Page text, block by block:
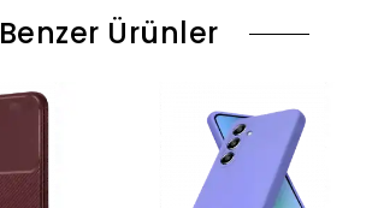
Benzer Ürünler